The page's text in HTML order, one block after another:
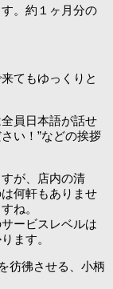
。約１ヶ月分の
てもゆっくりと
員日本語が話せ
い！”などの挨拶
が、店内の清
何軒もありませ
ね。
ービスレベルは
ます。
彷彿させる、小柄